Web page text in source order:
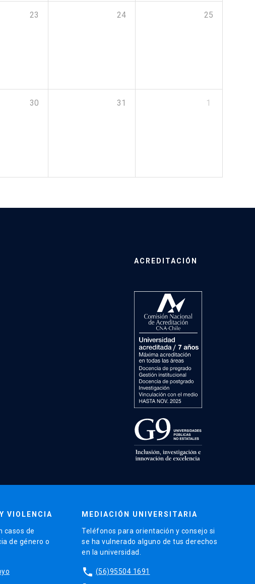
23 24 25
30 31 1
ACREDITACIÓN
VIOLENCIA
casos de
de género o
MEDIACIÓN UNIVERSITARIA
Teléfonos para orientación y consejo si
se ha vulnerado alguno de tus derechos
en la universidad.
phone (56)95504 1691